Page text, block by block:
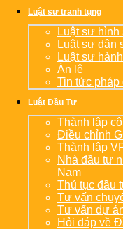
Luật sư tranh tụng
Luật sư hình
Luật sư dân
Luật sư
Án lệ
Tin tức pháp
Luật Đầu Tư
Thành lập
Điều chỉnh
Thành lập
Nhà đầu tư
Nam
Thủ tục đầu
Tư vấn
Tư vấn dự
Hỏi đáp về